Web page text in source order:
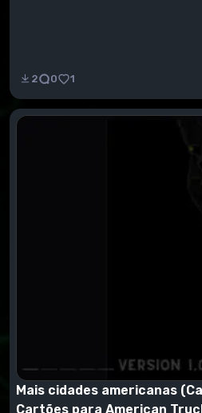
2 0 1
Mais cidades americanas
Cartões para American